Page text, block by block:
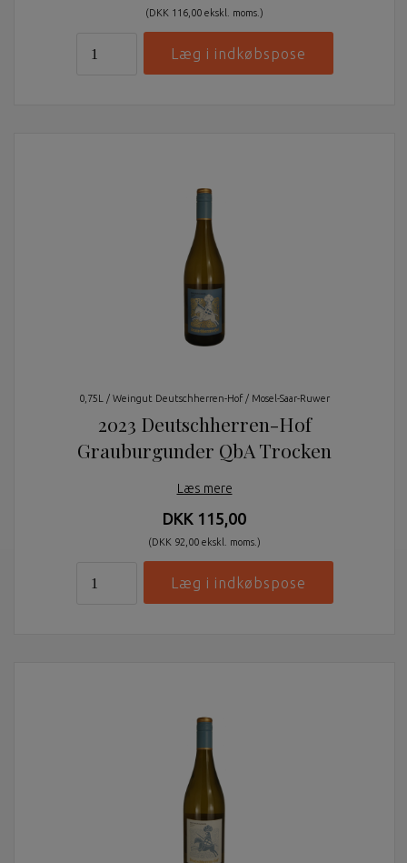
(DKK 116,00 ekskl. moms.)
0,75L / Weingut Deutschherren-Hof / Mosel-Saar-Ruwer
2023 Deutschherren-Hof
Grauburgunder QbA Trocken
Læs mere
DKK 115,00
(DKK 92,00 ekskl. moms.)